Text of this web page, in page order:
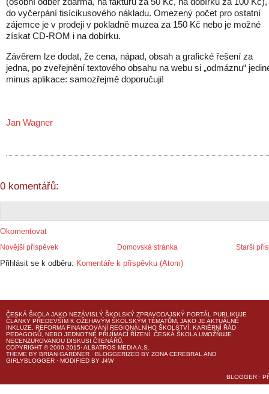
do vyčerpání tisícikusového nákladu. Omezený počet pro ostatní
zájemce je v prodeji v pokladně muzea za 150 Kč nebo je možné
získat CD-ROM i na dobírku.
Závěrem lze dodat, že cena, nápad, obsah a grafické řešení za
jedna, po zveřejnění textového obsahu na webu si „odmáznu“
minus aplikace: samozřejmě doporučuji!
Jan Wagner
0 komentářů:
Okomentovat
Novější příspěvek Starší
Domovská stránka
Přihlásit se k odběru: Komentáře k příspěvku (Atom)
ČESKÁ ŠKOLA JAKO NEZÁVISLÝ ŠKOLSKÝ ZPRAVODAJSKÝ PORTÁL PUBLIKUJE
ČLÁNKY PŘEDEVŠÍM K OŽEHAVÝM ŠKOLSKÝM TÉMATŮM, JAKO JE AKTUÁLNĚ
INKLUZE, REFORMA FINANCOVÁNÍ REGIONÁLNÍHO ŠKOLSTVÍ, KARIÉRNÍ ŘÁD
PEDAGOGŮ, NEBO JEDNOTNÉ PŘIJÍMACÍ ŘÍZENÍ. ČESKÁ ŠKOLA UMOŽŇUJE
NECENZUROVANOU DISKUSI ČTENÁŘŮ.
COPYRIGHT © 2000-2015· ALBATROS MEDIA A.S.
THEME BY BRIAN GARDNER · BLOGGERIZED BY ZONA CEREBRAL AND
GIRLYBLOGGER · MODIFIED BY J4W
BLOGGER ·